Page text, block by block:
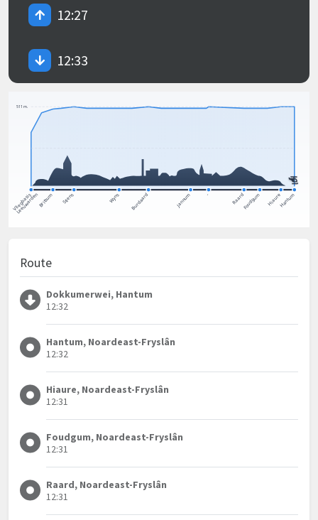
12:27
12:33
Route
Dokkumerwei, Hantum
12:32
Hantum, Noardeast-Fryslân
12:32
Hiaure, Noardeast-Fryslân
12:31
Foudgum, Noardeast-Fryslân
12:31
Raard, Noardeast-Fryslân
12:31